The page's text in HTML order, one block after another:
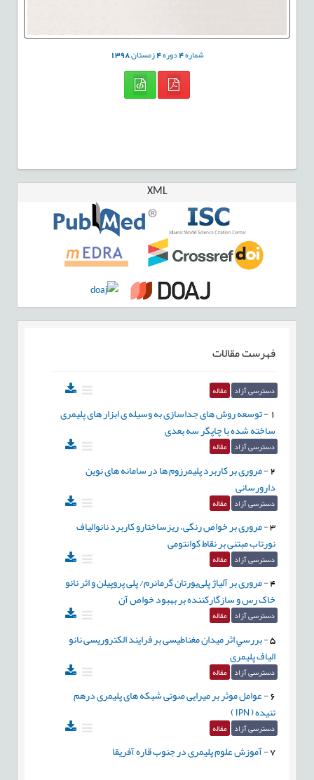
شماره4دوره4زمستان1398
XML
فهرست مقالات
دسترسی آزاد مقاله
-توسعه روش های جداسازی به وسیله ی ابزار های پلیمری
ساخته شده با چاپگر سه بعدی
دسترسی آزاد مقاله
2
-مروری بر کاربرد پلیمرزوم ها در سامانه های نوین
دارورسانی
دسترسی آزاد مقاله
3
-مروری بر خواص رنگی، ریزساختارو کاربرد نانوالیاف
نورتاب مبتنی بر نقاط کوانتومی
دسترسی آزاد مقاله
4
-مروری بر آلیاژ پلی‌یورتان گرمانرم/ پلی ‏پروپیلن و اثر نانو
خاک رس و سازگارکننده بر بهبود خواص آن
دسترسی آزاد مقاله
5
-بررسي اثر میدان مغناطیسی بر فرایند الکتروریسی نانو
الیاف پلیمری
دسترسی آزاد مقاله
6
-عوامل موثر بر میرایی صوتی شبکه های پلیمری درهم
تنیده ( IPN )
دسترسی آزاد مقاله
7
-آموزش علوم پلیمری در جنوب قاره آفریقا